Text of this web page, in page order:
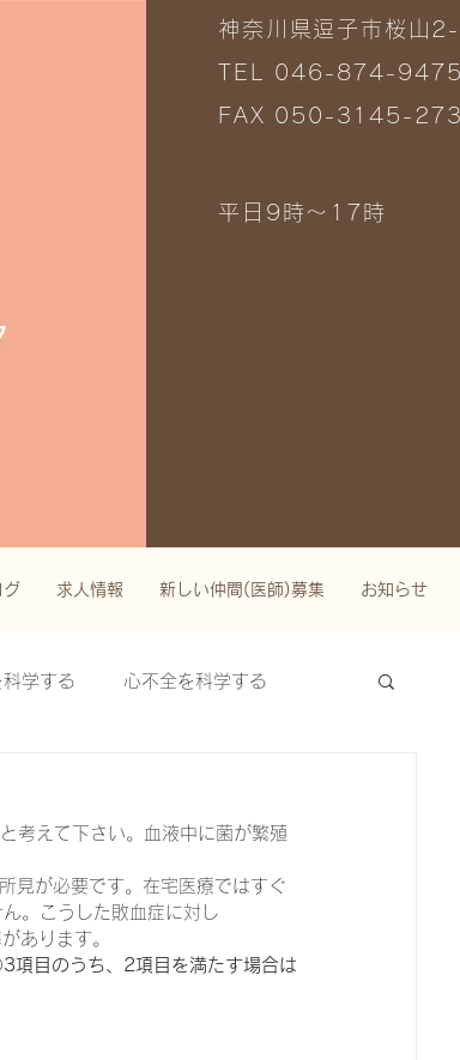
神奈川県逗子市桜山
TEL 046-874-9475
FAX 050-3145-
平日9時～17時
グ 求人情報 新しい仲間(医師)募集 お知らせ
学する 心不全を科学する
ハイドロリリースを科学する
考えて下さい。血液中に菌が繁殖
見が必要です。在宅医療ではすぐ
。こうした敗血症に対し
あります。
3項目のうち、2項目を満たす場合は